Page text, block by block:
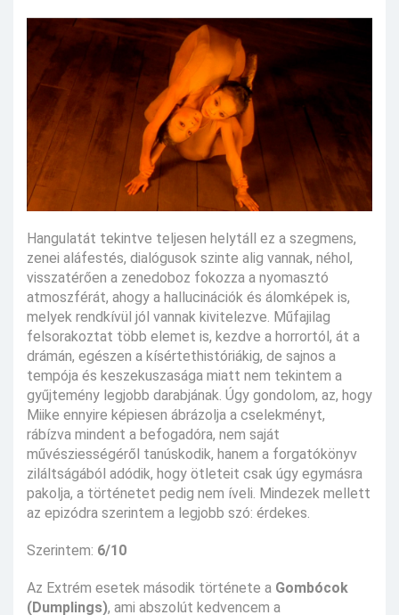
Hangulatát tekintve teljesen helytáll ez a szegmens,
zenei aláfestés, dialógusok szinte alig vannak, néhol,
visszatérően a zenedoboz fokozza a nyomasztó
atmoszférát, ahogy a hallucinációk és álomképek is,
melyek rendkívül jól vannak kivitelezve. Műfajilag
felsorakoztat több elemet is, kezdve a horrortól, át a
drámán, egészen a kísértethistóriákig, de sajnos a
tempója és keszekuszasága miatt nem tekintem a
gyűjtemény legjobb darabjának. Úgy gondolom, az, hogy
Miike ennyire képiesen ábrázolja a cselekményt,
rábízva mindent a befogadóra, nem saját
művésziességéről tanúskodik, hanem a forgatókönyv
ziláltságából adódik, hogy ötleteit csak úgy egymásra
pakolja, a történetet pedig nem íveli. Mindezek mellett
az epizódra szerintem a legjobb szó: érdekes.
Szerintem: 6/10
Az Extrém esetek második története a Gombócok
(Dumplings), ami abszolút kedvencem a